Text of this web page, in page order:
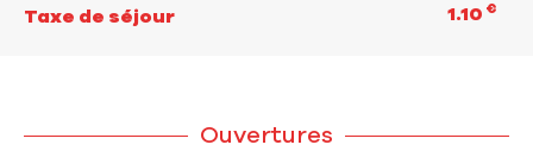
Taxe de séjour 1.10 €
Ouvertures